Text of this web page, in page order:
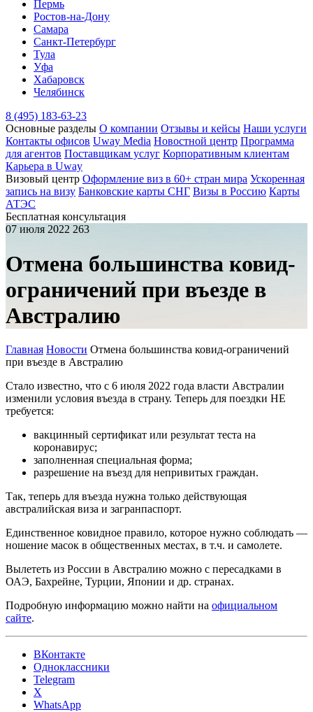
Пермь
Ростов-на-Дону
Самара
Санкт-Петербург
Тула
Уфа
Хабаровск
Челябинск
8 (495) 183-63-23
Основные разделы О компании Отзывы и кейсы Наши услуги
Контакты офисов Uway Media Новостной центр Программа
для агентов Поставщикам услуг Корпоративным клиентам
Карьера в Uway
Визовый центр Оформление виз в 60+ стран мира Ускоренная
запись на визу Банковские карты СНГ Визы в Россию Карты
АТЭС
Бесплатная консультация
07 июля 2022 263
Отмена большинства ковид-
ограничений при въезде в
Австралию
Главная Новости Отмена большинства ковид-ограничений
при въезде в Австралию
Стало известно, что с 6 июля 2022 года власти Австралии
изменили условия въезда в страну. Теперь для поездки НЕ
требуется:
вакцинный сертификат или результат теста на
коронавирус;
заполненная специальная форма;
разрешение на въезд для непривитых граждан.
Так, теперь для въезда нужна только действующая
австралийская виза и загранпаспорт.
Единственное ковидное правило, которое нужно соблюдать —
ношение масок в общественных местах, в т.ч. и самолете.
Вылететь из России в Австралию можно с пересадками в
ОАЭ, Бахрейне, Турции, Японии и др. странах.
Подробную информацию можно найти на официальном
сайте.
ВКонтакте
Одноклассники
Telegram
X
WhatsApp